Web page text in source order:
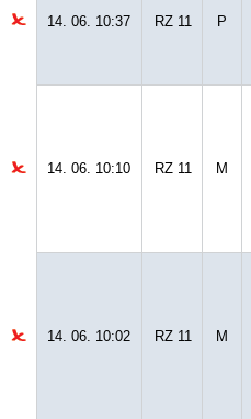
14. 06. 10:37 RZ 11 P
14. 06. 10:10 RZ 11 M
14. 06. 10:02 RZ 11 M